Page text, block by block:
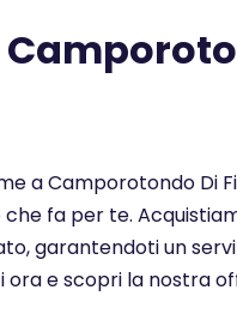
a Camporotondo Di
che fa per te.
garantendoti un
e scopri la nostra